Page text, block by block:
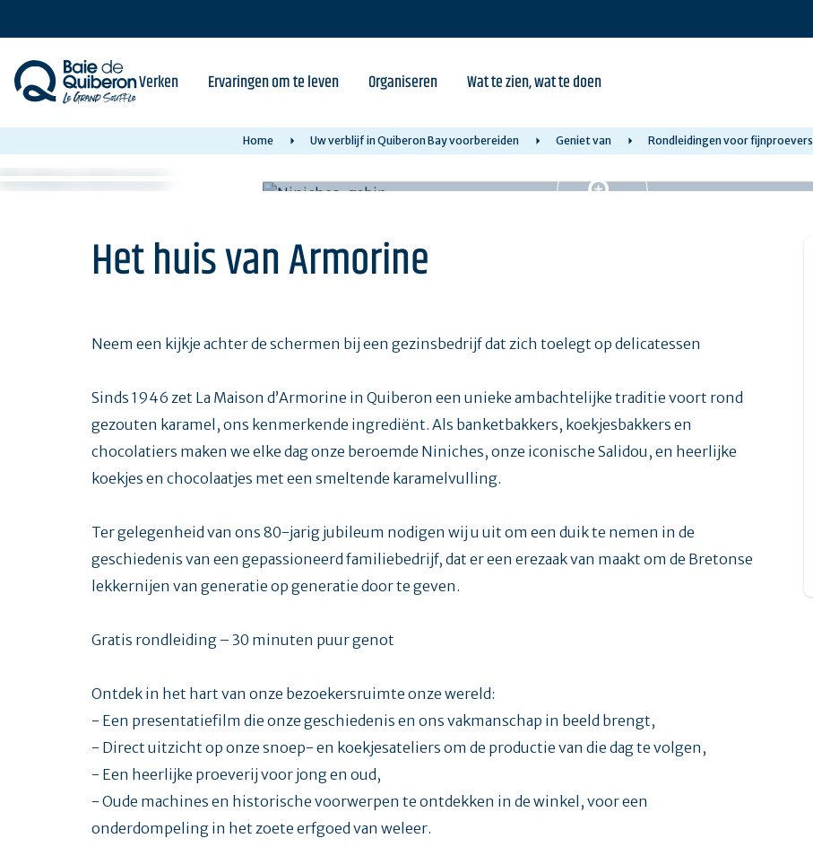
content
Verken Ervaringen om te leven Organiseren Wat te zien, wat te doen
Home Uw verblijf in Quiberon Bay voorbereiden Geniet van Rondleidingen voor fijnproevers
Het huis van Armorine
Neem een kijkje achter de schermen bij een gezinsbedrijf dat zich toelegt op delicatessen
Sinds 1946 zet La Maison d’Armorine in Quiberon een unieke ambachtelijke traditie voort rond
gezouten karamel, ons kenmerkende ingrediënt. Als banketbakkers, koekjesbakkers en
chocolatiers maken we elke dag onze beroemde Niniches, onze iconische Salidou, en heerlijke
koekjes en chocolaatjes met een smeltende karamelvulling.
Ter gelegenheid van ons 80-jarig jubileum nodigen wij u uit om een duik te nemen in de
geschiedenis van een gepassioneerd familiebedrijf, dat er een erezaak van maakt om de Bretonse
lekkernijen van generatie op generatie door te geven.
Gratis rondleiding – 30 minuten puur genot
Ontdek in het hart van onze bezoekersruimte onze wereld:
- Een presentatiefilm die onze geschiedenis en ons vakmanschap in beeld brengt,
- Direct uitzicht op onze snoep- en koekjesateliers om de productie van die dag te volgen,
- Een heerlijke proeverij voor jong en oud,
- Oude machines en historische voorwerpen te ontdekken in de winkel, voor een
onderdompeling in het zoete erfgoed van weleer.